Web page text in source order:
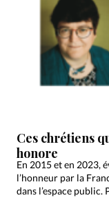
Ces chrétiens
honore
En 2015 et en 2023,
l’honneur par la
dans l’espace public.